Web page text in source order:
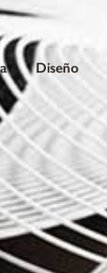
Diseño